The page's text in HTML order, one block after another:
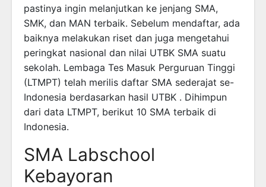
pastinya ingin melanjutkan ke jenjang SMA,
SMK, dan MAN terbaik. Sebelum mendaftar, ada
baiknya melakukan riset dan juga mengetahui
peringkat nasional dan nilai UTBK SMA suatu
sekolah. Lembaga Tes Masuk Perguruan Tinggi
(LTMPT) telah merilis daftar SMA sederajat se-
Indonesia berdasarkan hasil UTBK . Dihimpun
dari data LTMPT, berikut 10 SMA terbaik di
Indonesia.
SMA Labschool
Kebayoran